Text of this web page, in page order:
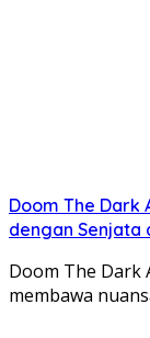
Doom The Dark
dengan Senjata
Doom The Dark
membawa